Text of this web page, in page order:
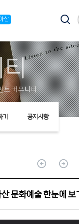
산
트 커뮤니티
기 공지사항
arrow_circle_up arrow_circle_up
문화예술 한눈에 보